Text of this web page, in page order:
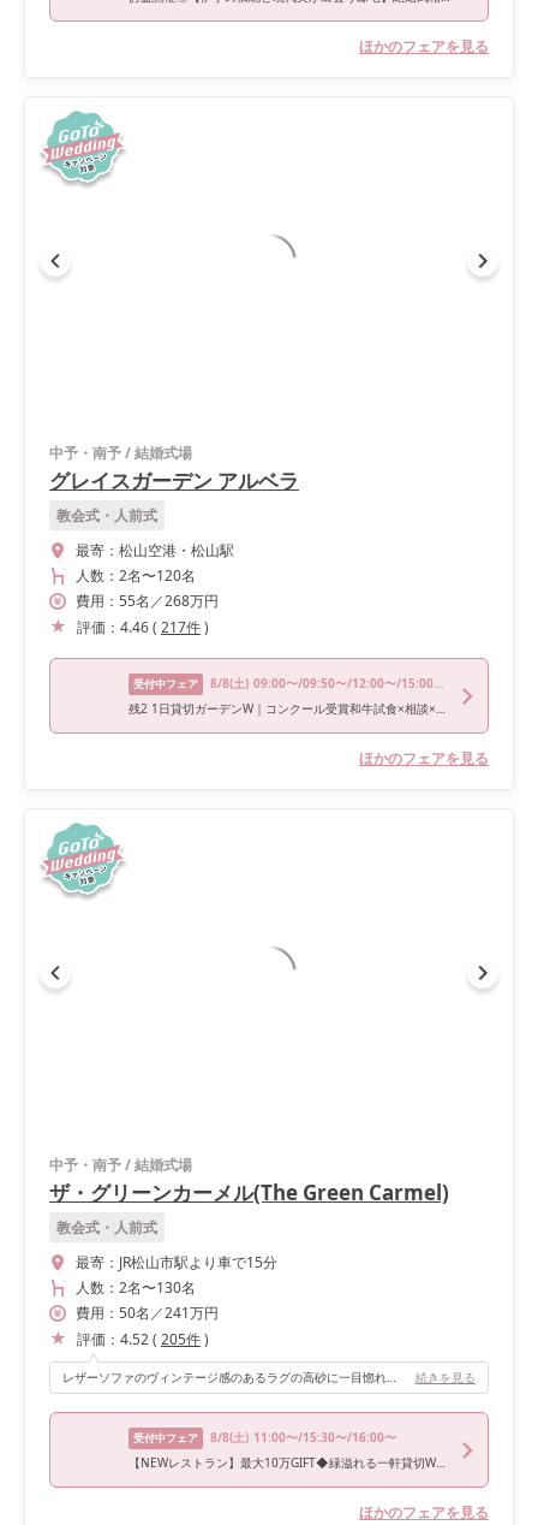
ほかのフェアを見る
中予・南予/結婚式場
グレイスガーデン アルベラ
教会式・人前式
最寄： 松山空港・松山駅
人数： 2名〜120名
費用： 55名 ／268万円
評価： 4.46( 217件)
受付中フェア 8/8(土) 09:00〜/09:50〜/12:00〜/15:00〜/16:00〜
残2 1日貸切ガーデンW｜コンクール受賞和牛試食×相談×見積り
ほかのフェアを見る
中予・南予/結婚式場
ザ・グリーンカーメル(The Green Carmel)
教会式・人前式
最寄： JR松山市駅より車で15分
人数： 2名〜130名
費用： 50名 ／241万円
評価： 4.52( 205件)
レザーソファのヴィンテージ感のあるラグの高砂に一目惚れしました♡ 高砂の後ろのガラスからはガーデンのグリーンが綺麗に見えますし、夜婚の場合はイルミネーションがキラキラしてとても綺麗です！ 横長の会場なので、両端のテーブルにいるゲストはこちらからちょっと見えづらいこともありました。 続きを見る
受付中フェア 8/8(土) 11:00〜/15:30〜/16:00〜
【NEWレストラン】最大10万GIFT◆緑溢れる一軒貸切W相談会
ほかのフェアを見る